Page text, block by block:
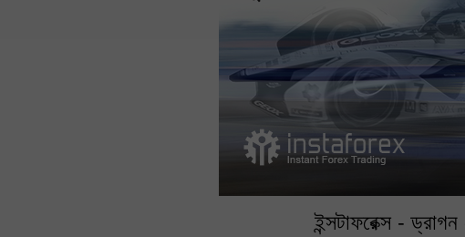
ইন্সটাফরেক্স -